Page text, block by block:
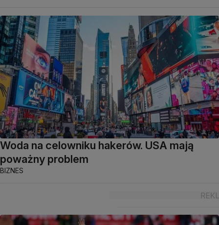
Woda na celowniku hakerów. USA mają
poważny problem
BIZNES